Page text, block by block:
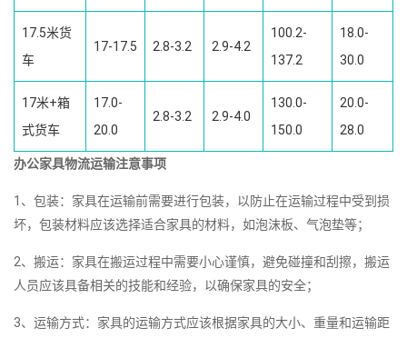
17.5米货
车
17-17.5 2.8-3.2 2.9-4.2
100.2-
137.2
18.0-
30.0
17米+箱
式货车
17.0-
20.0
2.8-3.2 2.9-4.0
130.0-
150.0
20.0-
28.0
办公家具物流运输注意事项
1、包装：家具在运输前需要进行包装，以防止在运输过程中受到损
坏，包装材料应该选择适合家具的材料，如泡沫板、气泡垫等；
2、搬运：家具在搬运过程中需要小心谨慎，避免碰撞和刮擦，搬运
人员应该具备相关的技能和经验，以确保家具的安全；
3、运输方式：家具的运输方式应该根据家具的大小、重量和运输距